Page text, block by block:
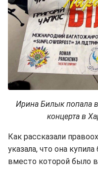
Ирина Билык попала
концерта в
Как рассказали
указала, что она
вместо которой было